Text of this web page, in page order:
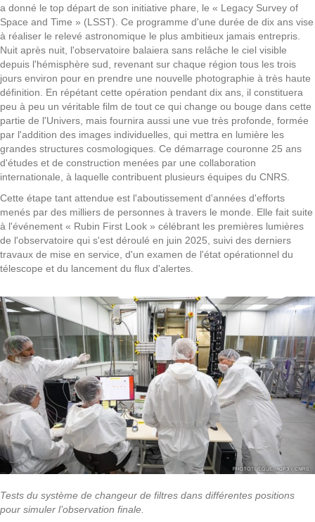
a donné le top départ de son initiative phare, le « Legacy Survey of
Space and Time » (LSST). Ce programme d'une durée de dix ans vise
à réaliser le relevé astronomique le plus ambitieux jamais entrepris.
Nuit après nuit, l'observatoire balaiera sans relâche le ciel visible
depuis l'hémisphère sud, revenant sur chaque région tous les trois
jours environ pour en prendre une nouvelle photographie à très haute
définition. En répétant cette opération pendant dix ans, il constituera
peu à peu un véritable film de tout ce qui change ou bouge dans cette
partie de l'Univers, mais fournira aussi une vue très profonde, formée
par l'addition des images individuelles, qui mettra en lumière les
grandes structures cosmologiques. Ce démarrage couronne 25 ans
d'études et de construction menées par une collaboration
internationale, à laquelle contribuent plusieurs équipes du CNRS.
Cette étape tant attendue est l'aboutissement d'années d'efforts
menés par des milliers de personnes à travers le monde. Elle fait suite
à l'événement « Rubin First Look » célébrant les premières lumières
de l'observatoire qui s'est déroulé en juin 2025, suivi des derniers
travaux de mise en service, d'un examen de l'état opérationnel du
télescope et du lancement du flux d'alertes.
Tests du système de changeur de filtres dans différentes positions
pour simuler l’observation finale.